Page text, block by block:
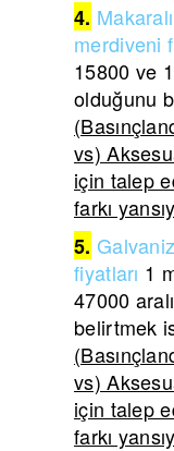
4.
merdiveni
15800 ve
olduğunu
vs)
için talep
farkı
5.
fiyatları 1
47000
belirtmek
vs)
için talep
farkı